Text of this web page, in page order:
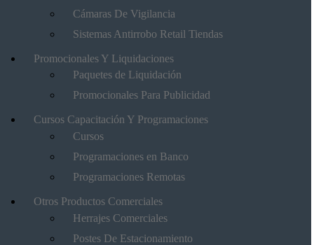
Cámaras De Vigilancia
Sistemas Antirrobo Retail Tiendas
Promocionales Y Liquidaciones
Paquetes de Liquidación
Promocionales Para Publicidad
Cursos Capacitación Y Programaciones
Cursos
Programaciones en Banco
Programaciones Remotas
Otros Productos Comerciales
Herrajes Comerciales
Postes De Estacionamiento